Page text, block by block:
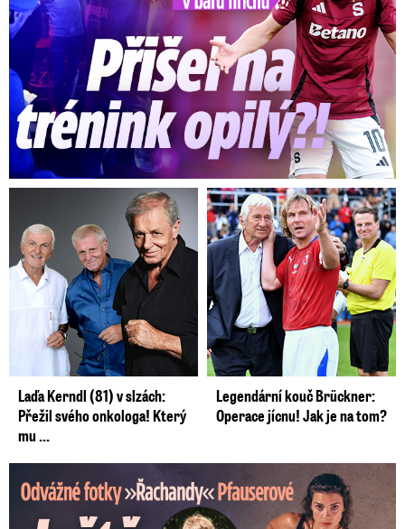
Laďa Kerndl (81) v slzách:
Přežil svého onkologa! Který
mu ...
Legendární kouč Brückner:
Operace jícnu! Jak je na tom?
Odvážné fotky Denisy Pfauserové: Ještě, že to táta nevidí